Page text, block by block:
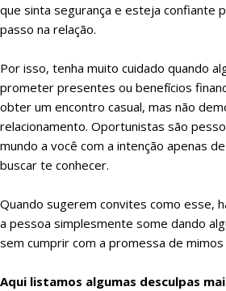
que sinta segurança e esteja confiante
passo na relação.
Por isso, tenha muito cuidado quando
prometer presentes ou benefícios
obter um encontro casual, mas não
relacionamento. Oportunistas são
mundo a você com a intenção apenas
buscar te conhecer.
Quando sugerem convites como esse,
a pessoa simplesmente some dando
sem cumprir com a promessa de mimos
Aqui listamos algumas desculpas